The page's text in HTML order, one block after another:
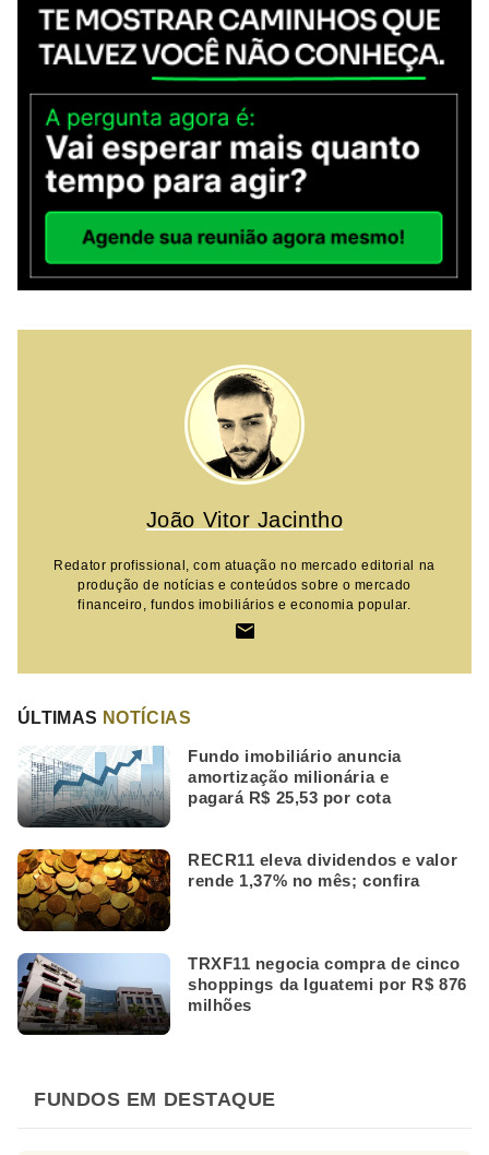
João Vitor Jacintho
Redator profissional, com atuação no mercado editorial na
produção de notícias e conteúdos sobre o mercado
financeiro, fundos imobiliários e economia popular.
ÚLTIMAS NOTÍCIAS
Fundo imobiliário anuncia
amortização milionária e
pagará R$ 25,53 por cota
RECR11 eleva dividendos e valor
rende 1,37% no mês; confira
TRXF11 negocia compra de cinco
shoppings da Iguatemi por R$ 876
milhões
FUNDOS EM DESTAQUE